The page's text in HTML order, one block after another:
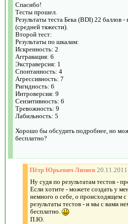
Спасибо!
Тесты прошел.
Результаты теста Бека (BDI) 22 баллов
(средней тяжести).
Второй тест:
Результаты по шкалам:
Искренность: 2
Аггравация: 6
Экстраверсия: 1
Спонтанность: 4
Агрессивность: 7
Ригидность: 6
Интроверсия: 9
Сензитивность: 6
Тревожность: 9
Лабильность: 5
Хорошо бы обсудить подробнее, но
бесплатно?
Пётр Юрьевич Лизяев
Ну судя по результатам тестов -
Если хотите - можете создать у
немного о себе, о происходящем с
результаты тестов - и мы с вами
бесплатно.
П.Ю.